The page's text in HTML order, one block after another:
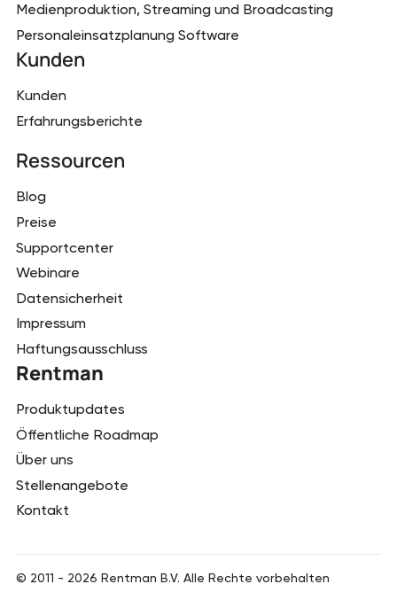
Medienproduktion, Streaming und Broadcasting
Personaleinsatzplanung Software
Kunden
Kunden
Erfahrungsberichte
Ressourcen
Blog
Preise
Supportcenter
Webinare
Datensicherheit
Impressum
Haftungsausschluss
Rentman
Produktupdates
Öffentliche Roadmap
Über uns
Stellenangebote
Kontakt
© 2011 - 2026 Rentman B.V. Alle Rechte vorbehalten